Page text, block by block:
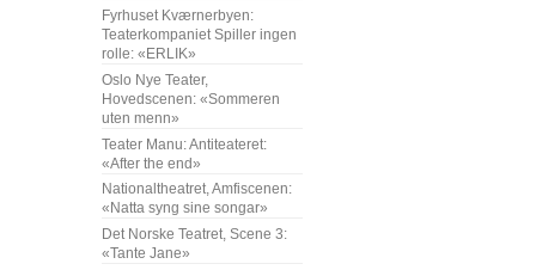
Fyrhuset Kværnerbyen:
Teaterkompaniet Spiller ingen
rolle: «ERLIK»
Oslo Nye Teater,
Hovedscenen: «Sommeren
uten menn»
Teater Manu: Antiteateret:
«After the end»
Nationaltheatret, Amfiscenen:
«Natta syng sine songar»
Det Norske Teatret, Scene 3:
«Tante Jane»